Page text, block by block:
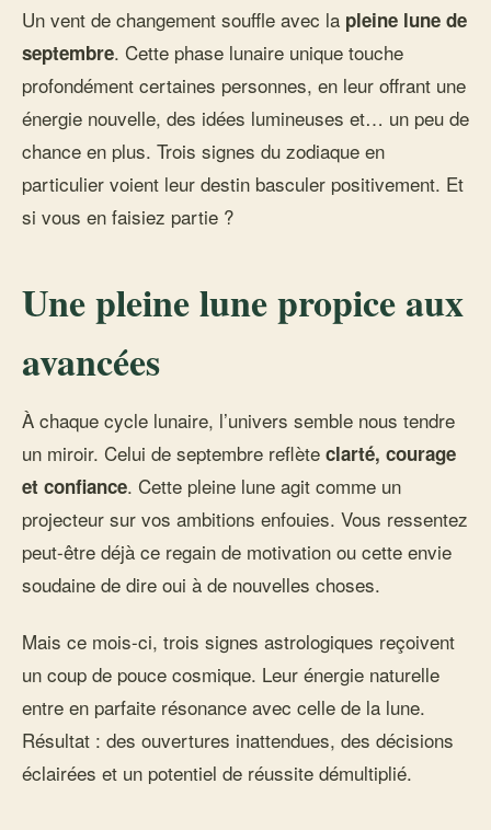
Un vent de changement souffle avec la pleine lune de
septembre. Cette phase lunaire unique touche
profondément certaines personnes, en leur offrant une
énergie nouvelle, des idées lumineuses et… un peu de
chance en plus. Trois signes du zodiaque en
particulier voient leur destin basculer positivement. Et
si vous en faisiez partie ?
Une pleine lune propice aux
avancées
À chaque cycle lunaire, l’univers semble nous tendre
un miroir. Celui de septembre reflète clarté, courage
et confiance. Cette pleine lune agit comme un
projecteur sur vos ambitions enfouies. Vous ressentez
peut-être déjà ce regain de motivation ou cette envie
soudaine de dire oui à de nouvelles choses.
Mais ce mois-ci, trois signes astrologiques reçoivent
un coup de pouce cosmique. Leur énergie naturelle
entre en parfaite résonance avec celle de la lune.
Résultat : des ouvertures inattendues, des décisions
éclairées et un potentiel de réussite démultiplié.